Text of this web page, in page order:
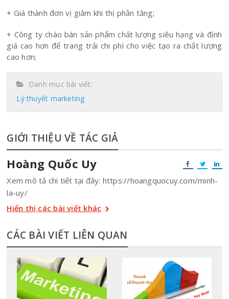
+ Giá thành đơn vị giảm khi thị phần tăng;
+ Công ty chào bán sản phẩm chất lượng siêu hạng và định
giá cao hơn để trang trải chi phí cho việc tạo ra chất lượng
cao hơn;
Danh mục bài viết:
Lý thuyết marketing
GIỚI THIỆU VỀ TÁC GIẢ
Hoàng Quốc Uy
Xem mô tả chi tiết tại đây: https://hoangquocuy.com/minh-
la-uy/
Hiển thị các bài viết khác
CÁC BÀI VIẾT LIÊN QUAN